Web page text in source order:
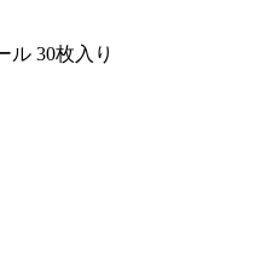
ル 30枚入り